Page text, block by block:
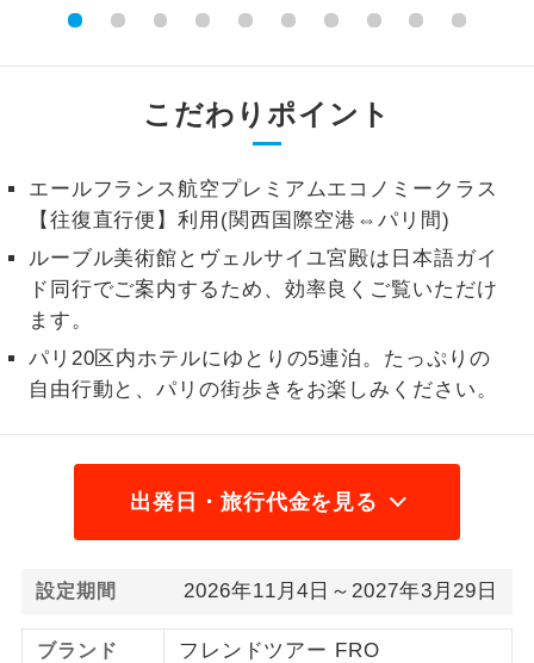
こだわりポイント
エールフランス航空プレミアムエコノミークラス
【往復直行便】利用(関西国際空港⇔パリ間)
ルーブル美術館とヴェルサイユ宮殿は日本語ガイ
ド同行でご案内するため、効率良くご覧いただけ
ます。
パリ20区内ホテルにゆとりの5連泊。たっぷりの
自由行動と、パリの街歩きをお楽しみください。
出発日・旅行代金を見る
設定期間 2026年11月4日～2027年3月29日
ブランド フレンドツアー FRO
ホン
をじっくり聞くことができます。
す。
す。
おひとり様参
加限定
おひとり様限定でご参加いただけるコー
スです。
1名様1室同代
コースです。
ご夫婦限定でご参加いただけるコースで
女性限定
す。
です。
航空会社指定
利用航空会社が指定なので、ご出発の計
画にとても便利です。